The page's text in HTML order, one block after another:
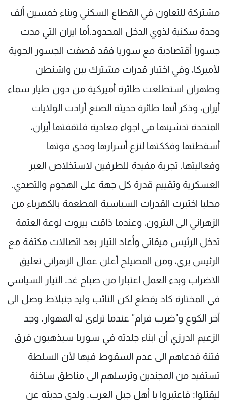
مشتركة للتعاون في القطاع السكني وبناء خمسين ألف
وحدة سكنية لذوي الدخل المحدود.أما ايران التي مدت
جسورا أقتصادية مع سوريا فقد قصفت الجسور الجوية
لأميركا، وفي اختبار قدرات مشترك بين واشنطن
وطهران استطلعت طائرة أميركية من دون طيار سماء
أيران، وذكر أنها طائرة حديثة الصنع أرادت الولايات
المتحدة تدشينها في اجواء معادية فلتقفتها أيران،
أسقطتها وفككتها لنزع أسرارها ومدى قوتها
وفعاليتها. تجربة مفيدة للطرفين لاستخلاص العبر
العسكرية وتقييم قدرة كل جهة على الهجوم والتصدي.
محليا اختبرت القدرات السياسية المطعمة بالكهرباء من
الزهراني الى البترون، وعندما ذاقت بيروت لوعة العتمة
تدخل الرئيس ميقاتي وأعاد التيار بعد اتصالات مكثفة مع
الرئيس بري، ومن المصيلح أعلن عمال الزهراني تعليق
الاضراب وبدء العمل اعتبارا من صباح غد. التيار السياسي
في المختارة كاد يقطع لكن النائب وليد جنبلاط وصل الى
آخر الكوع و"ضرب فرام" عندما تراءى له المهوار. وجد
الزعيم الدرزي أن ابناء جلدته في سوريا سيذهبون فرق
فتنة فدعاهم الى عدم السقوط فيها لأن السلطة
تستفيد من المجندين وترسلهم الى مناطق ساخنة
ليقتلوا: فاعتبروا يا أهل جبل العرب. ولدى حديثه عن